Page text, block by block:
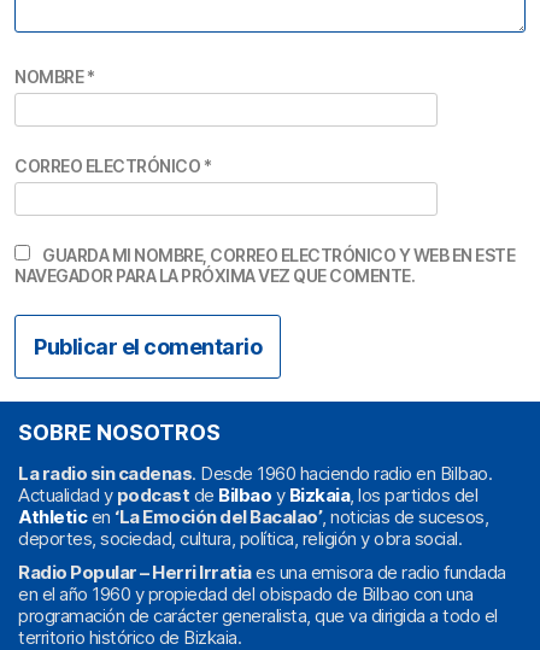
NOMBRE*
CORREO ELECTRÓNICO *
GUARDA MI NOMBRE, CORREO ELECTRÓNICO Y WEB EN ESTE
NAVEGADOR PARA LA PRÓXIMA VEZ QUE COMENTE.
SOBRE NOSOTROS
La radio sin cadenas. Desde 1960 haciendo radio en Bilbao.
Actualidad y podcast de Bilbao y Bizkaia, los partidos del
Athleticen ‘La Emoción del Bacalao’, noticias de sucesos,
deportes, sociedad, cultura, política, religión y obra social.
Radio Popular – Herri Irratiaes una emisora de radio fundada
en el año 1960 y propiedad del obispado de Bilbao con una
programación de carácter generalista, que va dirigida a todo el
territorio histórico de Bizkaia.